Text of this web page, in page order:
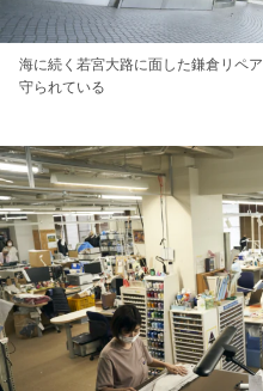
海に続く若宮大路に面した鎌倉リペ
守られている